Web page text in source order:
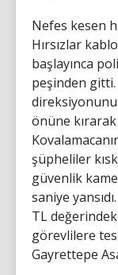
Nefes kesen
Hırsızlar
başlayınca
peşinden
direksiyonunu
önüne kırarak
şüpheliler
güvenlik
saniye
TL
görevlilere
Gayrettepe